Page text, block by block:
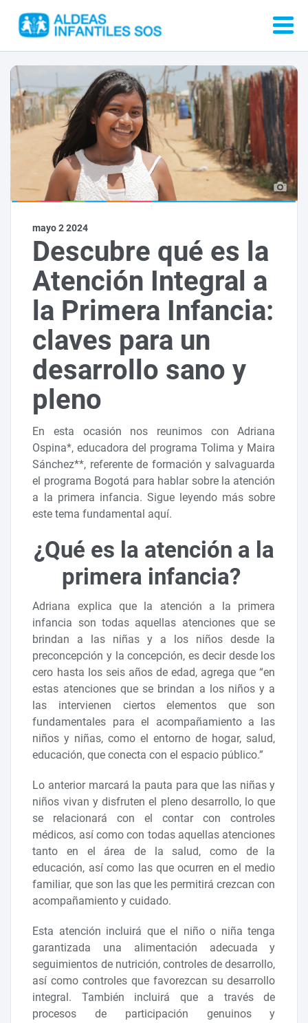
mayo 2 2024
Descubre qué es la
Atención Integral a
la Primera Infancia:
claves para un
desarrollo sano y
pleno
En esta ocasión nos reunimos con Adriana
Ospina*, educadora del programa Tolima y Maira
Sánchez**, referente de formación y salvaguarda
el programa Bogotá para hablar sobre la atención
a la primera infancia. Sigue leyendo más sobre
este tema fundamental aquí.
¿Qué es la atención a la
primera infancia?
Adriana explica que la atención a la primera
infancia son todas aquellas atenciones que se
brindan a las niñas y a los niños desde la
preconcepción y la concepción, es decir desde los
cero hasta los seis años de edad, agrega que “en
estas atenciones que se brindan a los niños y a
las intervienen ciertos elementos que son
fundamentales para el acompañamiento a las
niños y niñas, como el entorno de hogar, salud,
educación, que conecta con el espacio público.”
Lo anterior marcará la pauta para que las niñas y
niños vivan y disfruten el pleno desarrollo, lo que
se relacionará con el contar con controles
médicos, así como con todas aquellas atenciones
tanto en el área de la salud, como de la
educación, así como las que ocurren en el medio
familiar, que son las que les permitirá crezcan con
acompañamiento y cuidado.
Esta atención incluirá que el niño o niña tenga
garantizada una alimentación adecuada y
seguimientos de nutrición, controles de desarrollo,
así como controles que favorezcan su desarrollo
integral. También incluirá que a través de
procesos de participación genuinos y